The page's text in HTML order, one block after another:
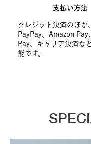
支払い方法
クレジット決済のほか、
PayPay、Amazon Pay
Pay、キャリア決済な
能です。